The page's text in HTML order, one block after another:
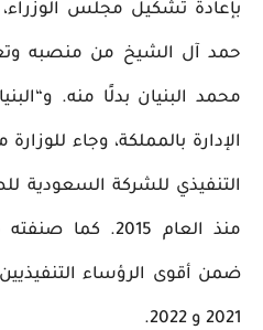
بإعادة تشكيل مجلس
حمد آل الشيخ من منصبه
محمد البنيان بدلًا منه.
الإدارة بالمملكة، وجاء
التنفيذي للشركة السعودية
منذ العام 2015.
ضمن أقوى الرؤساء
2021 و 2022.